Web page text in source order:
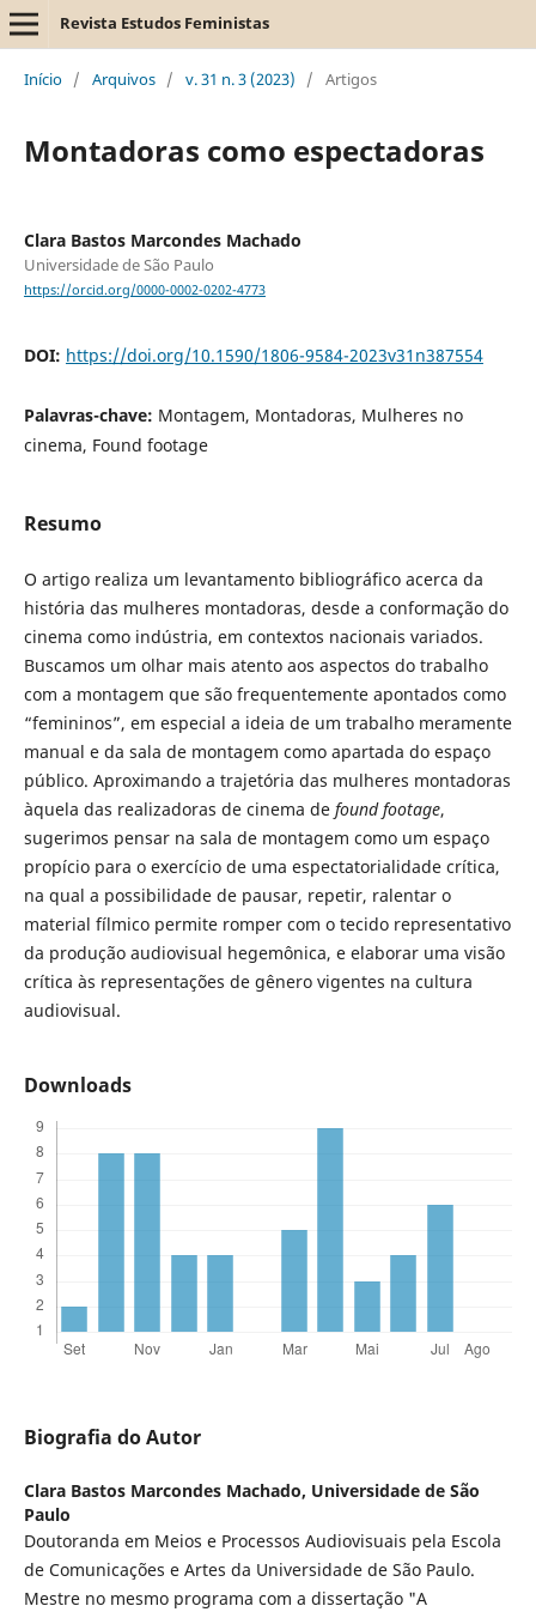
Revista Estudos Feministas
Início / Arquivos / v. 31 n. 3 (2023) / Artigos
Montadoras como espectadoras
Clara Bastos Marcondes Machado
Universidade de São Paulo
https://orcid.org/0000-0002-0202-4773
DOI: https://doi.org/10.1590/1806-9584-2023v31n387554
Palavras-chave: Montagem, Montadoras, Mulheres no
cinema, Found footage
Resumo
O artigo realiza um levantamento bibliográfico acerca da
história das mulheres montadoras, desde a conformação do
cinema como indústria, em contextos nacionais variados.
Buscamos um olhar mais atento aos aspectos do trabalho
com a montagem que são frequentemente apontados como
“femininos”, em especial a ideia de um trabalho meramente
manual e da sala de montagem como apartada do espaço
público. Aproximando a trajetória das mulheres montadoras
àquela das realizadoras de cinema de found footage,
sugerimos pensar na sala de montagem como um espaço
propício para o exercício de uma espectatorialidade crítica,
na qual a possibilidade de pausar, repetir, ralentar o
material fílmico permite romper com o tecido representativo
da produção audiovisual hegemônica, e elaborar uma visão
crítica às representações de gênero vigentes na cultura
audiovisual.
Downloads
Biografia do Autor
Clara Bastos Marcondes Machado, Universidade de São
Paulo
Doutoranda em Meios e Processos Audiovisuais pela Escola
de Comunicações e Artes da Universidade de São Paulo.
Mestre no mesmo programa com a dissertação "A